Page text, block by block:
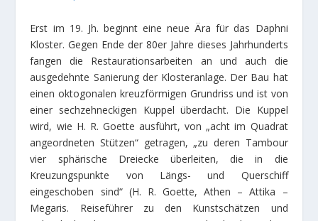
Erst im 19. Jh. beginnt eine neue Ära für das Daphni
Kloster. Gegen Ende der 80er Jahre dieses Jahrhunderts
fangen die Restaurationsarbeiten an und auch die
ausgedehnte Sanierung der Klosteranlage. Der Bau hat
einen oktogonalen kreuzförmigen Grundriss und ist von
einer sechzehneckigen Kuppel überdacht. Die Kuppel
wird, wie H. R. Goette ausführt, von „acht im Quadrat
angeordneten Stützen“ getragen, „zu deren Tambour
vier sphärische Dreiecke überleiten, die in die
Kreuzungspunkte von Längs- und Querschiff
eingeschoben sind“ (H. R. Goette, Athen – Attika –
Megaris. Reiseführer zu den Kunstschätzen und